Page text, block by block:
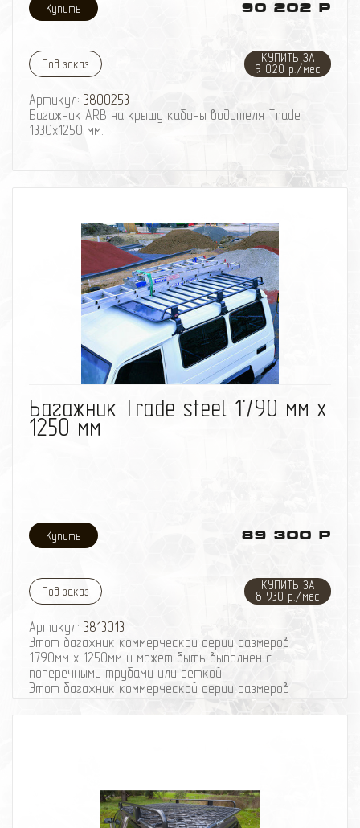
90 202 Р
Под заказ
КУПИТЬ ЗА
9 020 р./мес
Артикул: 3800253
Багажник ARB на крышу кабины водителя Trade
1330x1250 мм.
Багажник Trade steel 1790 мм x
1250 мм
89 300 Р
Под заказ
КУПИТЬ ЗА
8 930 р./мес
Артикул: 3813013
Этот багажник коммерческой серии размеров
1790мм x 1250мм и может быть выполнен с
поперечными трубами или сеткой
Этот багажник коммерческой серии размеров
1790мм x 1250мм и может быть выполнен с
поперечными трубами или сеткой
нагрузку транспортного средства. Багажник с
аэродинамическим дизайном изготовлен их